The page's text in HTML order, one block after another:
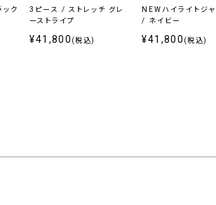
ック
3ピース / ストレッチ グレ
ーストライプ
¥41,800 (税込)
NEWハイライトジ
/ ネイビー
¥41,800 (税込)